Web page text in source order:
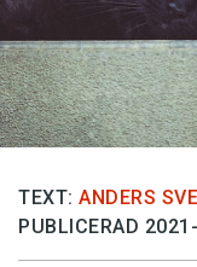
TEXT: ANDERS
PUBLICERAD